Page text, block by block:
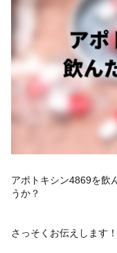
アポトキシン4869を飲
うか？
さっそくお伝えします！